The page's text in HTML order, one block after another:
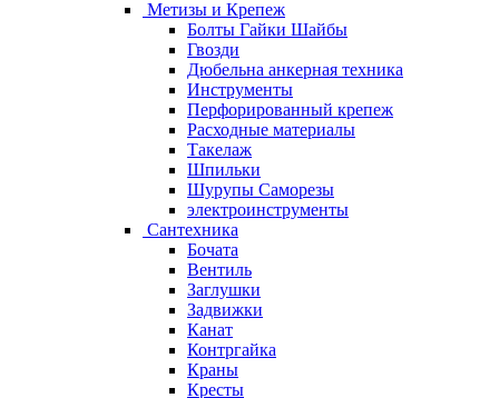
Метизы и Крепеж
Болты Гайки Шайбы
Гвозди
Дюбельна анкерная техника
Инструменты
Перфорированный крепеж
Расходные материалы
Такелаж
Шпильки
Шурупы Саморезы
электроинструменты
Сантехника
Бочата
Вентиль
Заглушки
Задвижки
Канат
Контргайка
Краны
Кресты